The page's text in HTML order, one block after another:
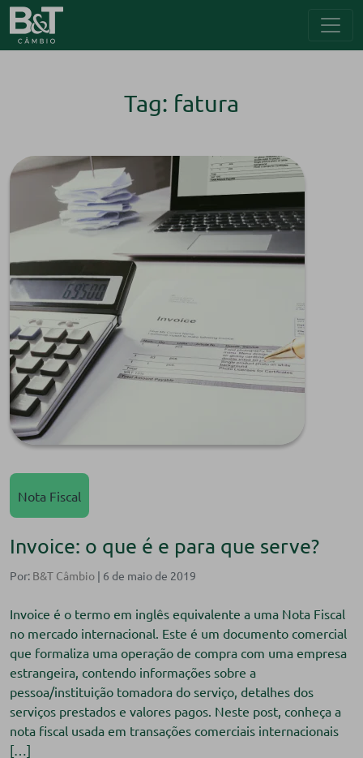
Tag: fatura
Nota Fiscal
Invoice: o que é e para que serve?
Por: B&T Câmbio | 6 de maio de 2019
Invoice é o termo em inglês equivalente a uma Nota Fiscal
no mercado internacional. Este é um documento comercial
que formaliza uma operação de compra com uma empresa
estrangeira, contendo informações sobre a
pessoa/instituição tomadora do serviço, detalhes dos
serviços prestados e valores pagos. Neste post, conheça a
nota fiscal usada em transações comerciais internacionais
[…]